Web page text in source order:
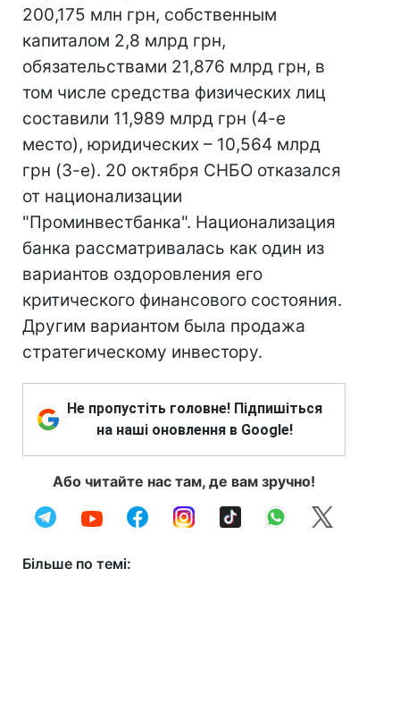
200,175 млн грн, собственным
капиталом 2,8 млрд грн,
обязательствами 21,876 млрд грн, в
том числе средства физических лиц
составили 11,989 млрд грн (4-е
место), юридических – 10,564 млрд
грн (3-е). 20 октября СНБО отказался
от национализации
"Проминвестбанка". Национализация
банка рассматривалась как один из
вариантов оздоровления его
критического финансового состояния.
Другим вариантом была продажа
стратегическому инвестору.
Не пропустіть головне! Підпишіться
на наші оновлення в Google!
Або читайте нас там, де вам зручно!
Більше по темі: